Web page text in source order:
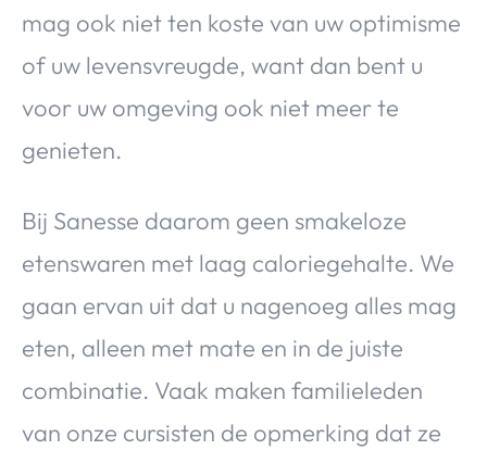
mag ook niet ten koste van uw optimisme
of uw levensvreugde, want dan bent u
voor uw omgeving ook niet meer te
genieten.
Bij Sanesse daarom geen smakeloze
etenswaren met laag caloriegehalte. We
gaan ervan uit dat u nagenoeg alles mag
eten, alleen met mate en in de juiste
combinatie. Vaak maken familieleden
van onze cursisten de opmerking dat ze